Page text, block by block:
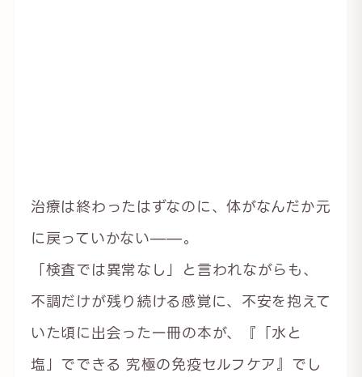
治療は終わったはずなのに、体がなんだか元
に戻っていかない——。
「検査では異常なし」と言われながらも、
不調だけが残り続ける感覚に、不安を抱えて
いた頃に出会った一冊の本が、『「水と
塩」でできる 究極の免疫セルフケア』でし